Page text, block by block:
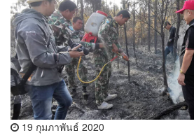
19 กุมภาพันธ์ 2020